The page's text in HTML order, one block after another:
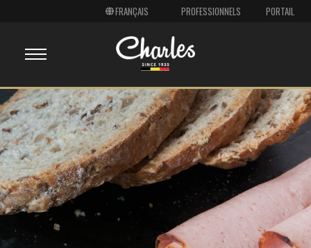
PROFESSIONNELS PORTAIL